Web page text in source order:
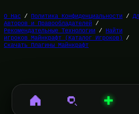
О Нас / Политика Конфиденциальности /
Авторов и Правообладателей /
Рекомендательные Технологии / Найти
игроков Майнкрафт (Каталог Игроков) /
Скачать Плагины Майнкрафт